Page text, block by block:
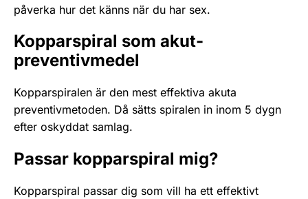
påverka hur det känns när du har sex.
Kopparspiral som akut-
preventivmedel
Kopparspiralen är den mest effektiva akuta
preventivmetoden. Då sätts spiralen in inom 5 dygn
efter oskyddat samlag.
Passar kopparspiral mig?
Kopparspiral passar dig som vill ha ett effektivt